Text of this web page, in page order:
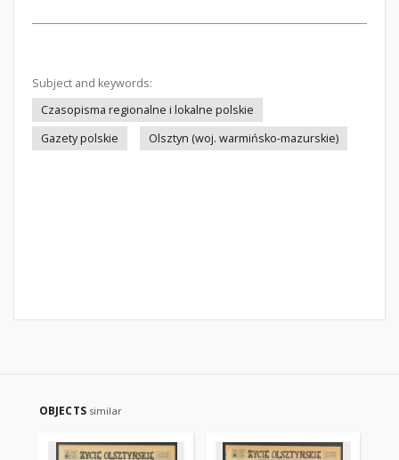
Subject and keywords:
Czasopisma regionalne i lokalne polskie
Gazety polskie
Olsztyn (woj. warmińsko-mazurskie)
OBJECTS similar